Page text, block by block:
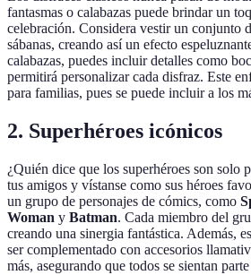
fantasmas o calabazas puede brindar un
celebración. Considera vestir un conjunto
sábanas, creando así un efecto
calabazas, puedes incluir detalles como
permitirá personalizar cada disfraz. Este
para familias, pues se puede incluir a los
2. Superhéroes icónicos
¿Quién dice que los superhéroes son solo
tus amigos y vístanse como sus héroes
un grupo de personajes de cómics, como
Woman y Batman. Cada miembro del
creando una sinergia fantástica. Además,
ser complementado con accesorios
más, asegurando que todos se sientan